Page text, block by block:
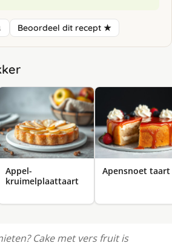
Beoordeel dit recept ★
Appel-
kruimelplaattaart
Apensnoet taart
Cake met vers fruit is